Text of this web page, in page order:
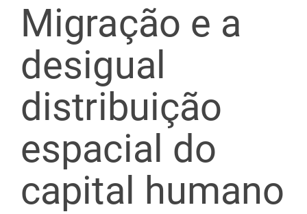
Migração e a
desigual
distribuição
espacial do
capital humano